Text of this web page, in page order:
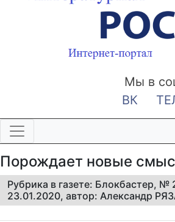
Мы в
ВК
Порождает новые
Рубрика в газете: Блокбастер, №
23.01.2020, автор: Александр